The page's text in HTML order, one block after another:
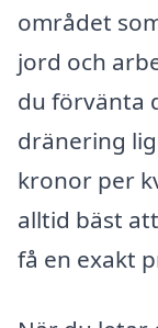
området
jord och
du förvänta
dränering
kronor per
alltid bäst
få en exakt